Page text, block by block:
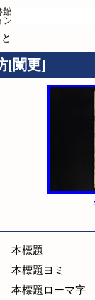
[闌更]
本標題
本標題ヨミ
本標題ローマ字